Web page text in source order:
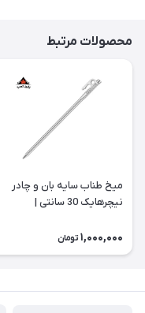
محصولات مرتبط
میخ طناب سایه بان و چادر
نیچرهایک 30 سانتی |
1,000,000 تومان